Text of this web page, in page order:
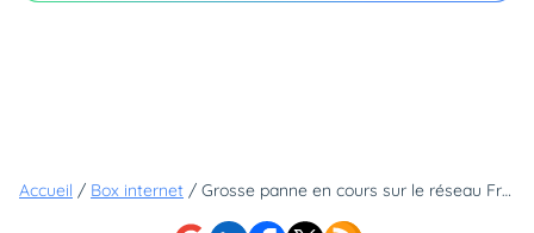
Accueil / Box internet / Grosse panne en cours sur le réseau Free